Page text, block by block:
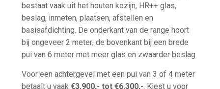
bestaat vaak uit het houten kozijn, HR++ glas,
beslag, inmeten, plaatsen, afstellen en
basisafdichting. De onderkant van de range hoort
bij ongeveer 2 meter; de bovenkant bij een brede
pui van 6 meter met meer glas en zwaarder beslag.
Voor een achtergevel met een pui van 3 of 4 meter
betaalt u vaak€3.900,- tot €6.300,-. Kiest u voor